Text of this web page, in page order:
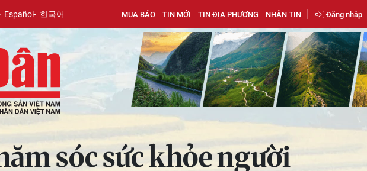
Español 한국어 MUA BÁO TIN MỚI TIN ĐỊA PHƯƠNG NHẬN TIN Đăng nhập
sóc sức khỏe người